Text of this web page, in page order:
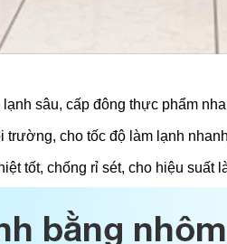
lạnh sâu, cấp đông thực phẩm
trường, cho tốc độ làm lạnh
tốt, chống rỉ sét, cho hiệu suất